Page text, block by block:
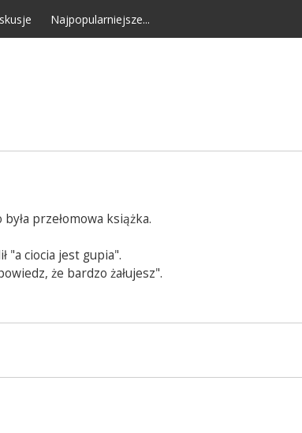
Najpopularniejsze...
przełomowa książka.
"a ciocia jest gupia".
że bardzo żałujesz".